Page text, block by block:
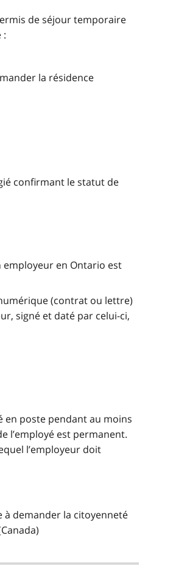
de séjour temporaire
:
la résidence
confirmant le statut de
employeur en Ontario est
(contrat ou lettre)
signé et daté par celui-ci,
en poste pendant au moins
l’employé est permanent.
l’employeur doit
demander la citoyenneté